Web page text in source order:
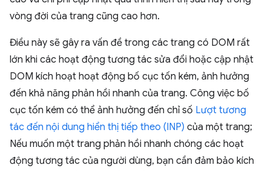
vòng đời của trang cũng cao hơn.
Điều này sẽ gây ra vấn đề trong các trang có DOM rất
lớn khi các hoạt động tương tác sửa đổi hoặc cập nhật
DOM kích hoạt hoạt động bố cục tốn kém, ảnh hưởng
đến khả năng phản hồi nhanh của trang. Công việc bố
cục tốn kém có thể ảnh hưởng đến chỉ số Lượt tương
tác đến nội dung hiển thị tiếp theo (INP) của một trang;
Nếu muốn một trang phản hồi nhanh chóng các hoạt
động tương tác của người dùng, bạn cần đảm bảo kích